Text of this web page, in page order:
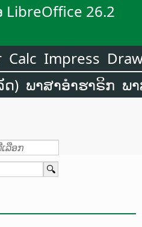
26.2
Calc Impress
ດ) ພາສາອຳຮາຣິກ ພ